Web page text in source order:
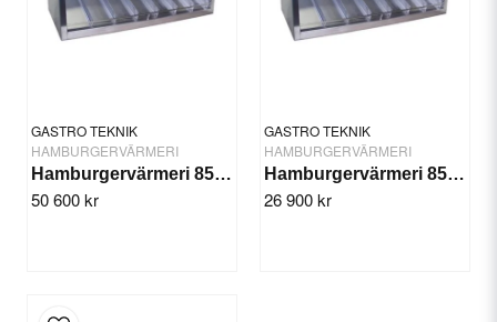
GASTRO TEKNIK
HAMBURGERVÄRMERI
Hamburgervärmeri 85 cm, tvåplans
50 600 kr
GASTRO TEKNIK
HAMBURGERVÄRMERI
Hamburgervärmeri 85 cm, enplans
26 900 kr
Yes, you can publish my question.